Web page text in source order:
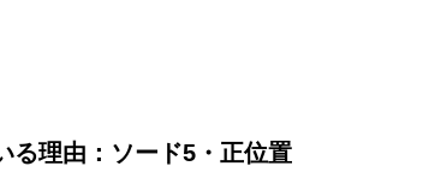
る理由：ソード5・正位置